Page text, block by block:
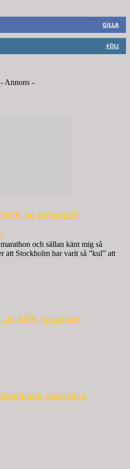
GILLA
FÖLJ
- Annons -
en käftsmäll!
och sällan känt mig så
att Stockholm har varit så ”kul” att
ADV Speedsuit
marathon